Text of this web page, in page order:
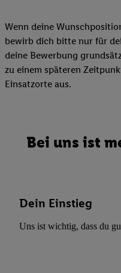
Wenn deine
bewirb dich bitte nur für
deine Bewerbung
zu einem späteren
Einsatzorte aus.
Bei uns ist
Dein Einstieg
Uns ist wichtig, dass du